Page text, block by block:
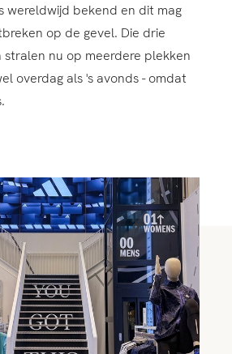
wereldwijd bekend en dit mag
op de gevel. Die drie
stralen nu op meerdere plekken
overdag als 's avonds - omdat